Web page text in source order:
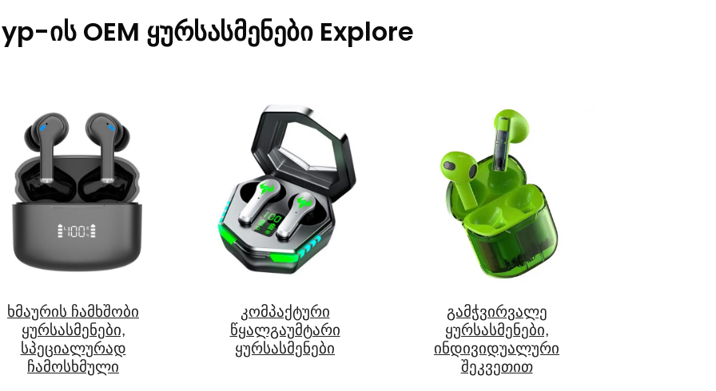
ის OEM ყურსასმენები Explore
ხმაურის ჩამხშობი
ყურსასმენები,
სპეციალურად
ჩამოსხმული
კომპაქტური
წყალგაუმტარი
ყურსასმენები
გამჭვირვალე
ყურსასმენები,
ინდივიდუალური
შეკვეთით